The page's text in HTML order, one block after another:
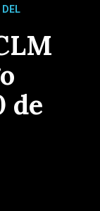
DEL
de